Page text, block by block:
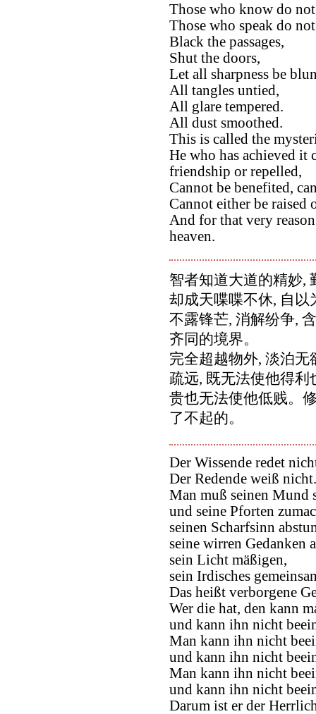
Those who know do
Those who speak do
Black the passages,
Shut the doors,
Let all sharpness be
All tangles untied,
All glare tempered.
All dust smoothed.
This is called the
He who has achieved it
friendship or repelled,
Cannot be benefited,
Cannot either be raised
And for that very
heaven.
智者知道大道的精妙,
却成天喋喋不休, 自以
不露锋芒, 消解纷争,
齐同的境界。
完全超越物外, 淡泊
疏远, 既无法使他得
贵也无法使他低贱。
了不起的。
Der Wissende redet
Der Redende weiß nicht.
Man muß seinen Mund
und seine Pforten
seinen Scharfsinn
seine wirren Gedanken
sein Licht mäßigen,
sein Irdisches
Das heißt verborgene
Wer die hat, den kann
und kann ihn nicht
Man kann ihn nicht
und kann ihn nicht
Man kann ihn nicht
und kann ihn nicht
Darum ist er der